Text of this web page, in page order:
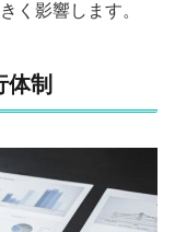
く影響します。
体制